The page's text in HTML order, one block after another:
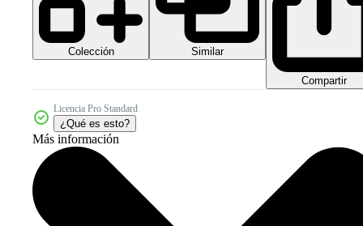
Colección Similar
Compartir
Licencia Pro Standard
¿Qué es esto?
Más información